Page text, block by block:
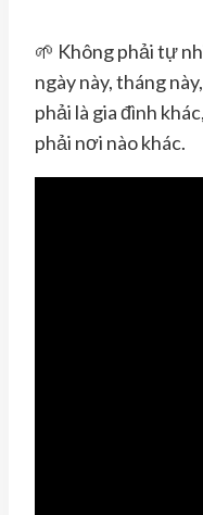
🌱 Không phải tự
ngày này, tháng
phải là gia đình
phải nơi nào khác.